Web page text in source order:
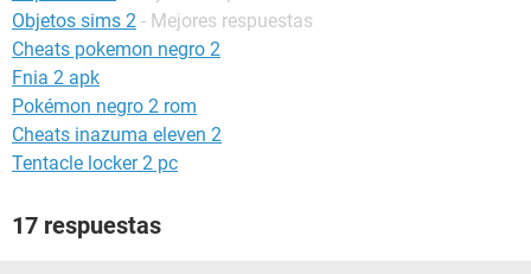
Objetos sims 2 - Mejores respuestas
Cheats pokemon negro 2
Fnia 2 apk
Pokémon negro 2 rom
Cheats inazuma eleven 2
Tentacle locker 2 pc
17 respuestas